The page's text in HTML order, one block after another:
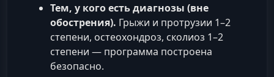
Тем, у кого есть диагнозы (вне
обострения). Грыжи и протрузии 1–2
степени, остеохондроз, сколиоз 1–2
степени — программа построена
безопасно.